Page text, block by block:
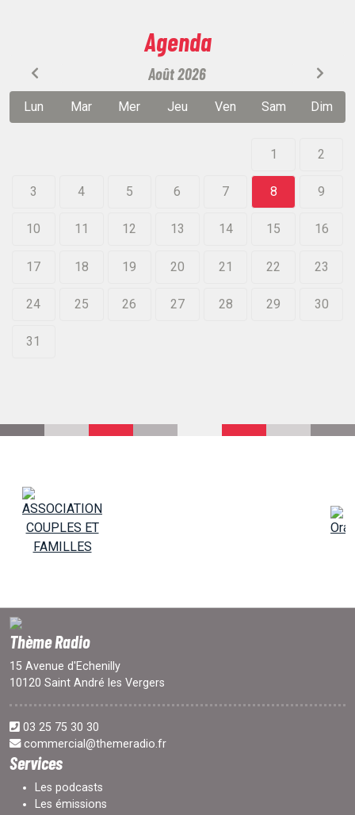
Agenda
Août 2026
Lun Mar Mer Jeu Ven Sam Dim
1 2
3 4 5 6 7 8 9
10 11 12 13 14 15 16
17 18 19 20 21 22 23
24 25 26 27 28 29 30
31
Thème Radio
15 Avenue d'Echenilly
10120 Saint André les Vergers
03 25 75 30 30
commercial@themeradio.fr
Services
Les podcasts
Les émissions